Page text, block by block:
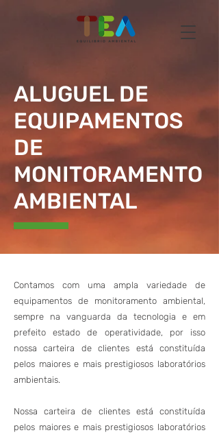
ALUGUEL DE
EQUIPAMENTOS
DE
MONITORAMENTO
AMBIENTAL
Contamos com uma ampla variedade de
equipamentos de monitoramento ambiental,
sempre na vanguarda da tecnologia e em
prefeito estado de operatividade, por isso
nossa carteira de clientes está constituída
pelos maiores e mais prestigiosos laboratórios
ambientais.
Nossa carteira de clientes está constituída
pelos maiores e mais prestigiosos laboratórios